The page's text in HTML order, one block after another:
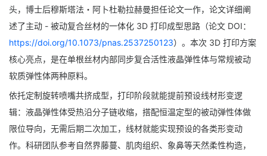
头，博士后穆斯塔法・阿卜杜勒拉赫曼担任论文一作，论文详细阐
述了主动 - 被动复合丝材的一体化 3D 打印成型思路（论文 DOI：
https://doi.org/10.1073/pnas.2537250123）。本次 3D 打印方案
核心亮点，是在单根丝材内部同步复合活性液晶弹性体与常规被动
软质弹性体两种原料。
依托定制旋转喷嘴共挤成型，打印阶段就能提前预设线材形变逻
辑：液晶弹性体受热沿分子链收缩，搭配恒温定型的被动弹性体做
限位导向，无需后期二次加工，线材就能实现预设的各类形变动
作。科研团队参考自然界藤蔓、肌肉组织、象鼻等天然柔性构造，